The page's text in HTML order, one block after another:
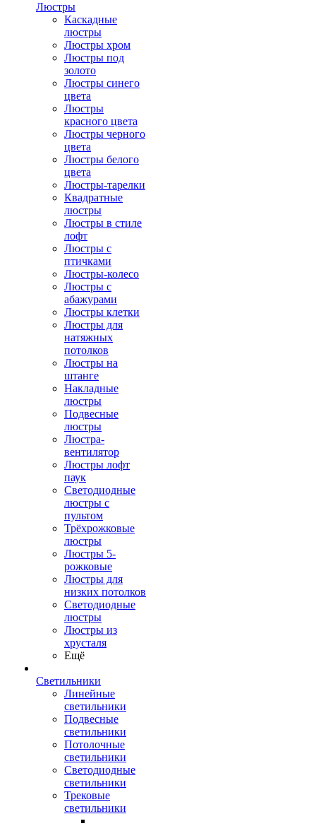
Люстры
Каскадные
люстры
Люстры хром
Люстры под
золото
Люстры синего
цвета
Люстры
красного цвета
Люстры черного
цвета
Люстры белого
цвета
Люстры-тарелки
Квадратные
люстры
Люстры в стиле
лофт
Люстры с
птичками
Люстры-колесо
Люстры с
абажурами
Люстры клетки
Люстры для
натяжных
потолков
Люстры на
штанге
Накладные
люстры
Подвесные
люстры
Люстра-
вентилятор
Люстры лофт
паук
Светодиодные
люстры с
пультом
Трёхрожковые
люстры
Люстры 5-
рожковые
Люстры для
низких потолков
Cветодиодные
люстры
Люстры из
хрусталя
Ещё
Светильники
Линейные
светильники
Подвесные
светильники
Потолочные
светильники
Светодиодные
светильники
Трековые
светильники